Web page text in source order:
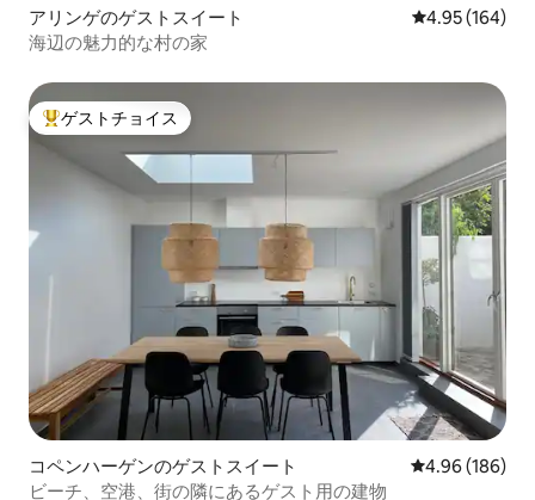
アリンゲのゲストスイート レビュー164
4.95 (164)
海辺の魅力的な村の家
大好評のゲストチョイスです。
ゲストチョイス
コペンハーゲンのゲストスイート レビュー186
4.96 (186)
ビーチ、空港、街の隣にあるゲスト用の建物